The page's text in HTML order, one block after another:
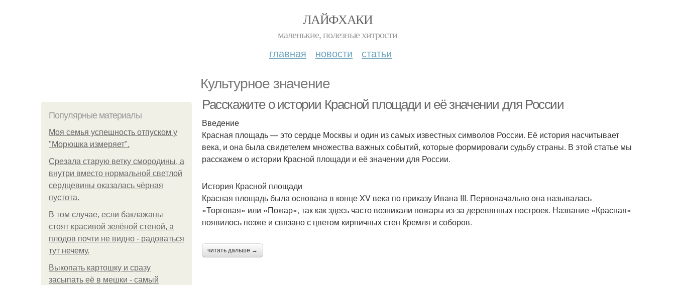
ЛАЙФХАКИ
маленькие, полезные хитрости
главная новости статьи
Культурное значение
Популярные материалы
Моя семья успешность отпуском у
"Морюшка измеряет".
Срезала старую ветку смородины, а
внутри вместо нормальной светлой
сердцевины оказалась чёрная
пустота.
В том случае, если баклажаны
стоят красивой зелёной стеной, а
плодов почти не видно - радоваться
тут нечему.
Выкопать картошку и сразу
засыпать её в мешки - самый
Расскажите о истории Красной площади и её значении для России
Введение
Красная площадь — это сердце Москвы и один из самых известных символов России. Её история насчитывает
века, и она была свидетелем множества важных событий, которые формировали судьбу страны. В этой статье мы
расскажем о истории Красной площади и её значении для России.
История Красной площади
Красная площадь была основана в конце XV века по приказу Ивана III. Первоначально она называлась
«Торговая» или «Пожар», так как здесь часто возникали пожары из-за деревянных построек. Название «Красная»
появилось позже и связано с цветом кирпичных стен Кремля и соборов.
читать дальше →